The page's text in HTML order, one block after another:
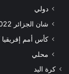
دولي
شان الجزائر 2022
كأس أمم إفريقيا
محلي
كرة اليد